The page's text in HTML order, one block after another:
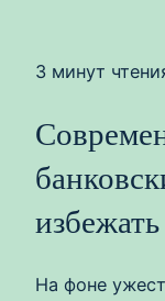
3 минут
На фоне